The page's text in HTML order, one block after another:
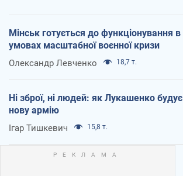
Мінськ готується до функціонування в
умовах масштабної воєнної кризи
Олександр Левченко 18,7 т.
Ні зброї, ні людей: як Лукашенко будує
нову армію
Ігар Тишкевич 15,8 т.